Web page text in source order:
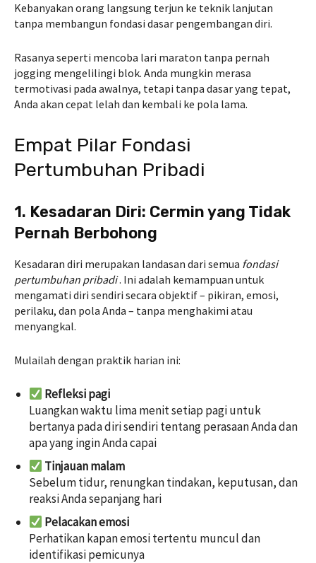
Kebanyakan orang langsung terjun ke teknik lanjutan
tanpa membangun fondasi dasar pengembangan diri.
Rasanya seperti mencoba lari maraton tanpa pernah
jogging mengelilingi blok. Anda mungkin merasa
termotivasi pada awalnya, tetapi tanpa dasar yang tepat,
Anda akan cepat lelah dan kembali ke pola lama.
Empat Pilar Fondasi
Pertumbuhan Pribadi
1. Kesadaran Diri: Cermin yang Tidak
Pernah Berbohong
Kesadaran diri merupakan landasan dari semua fondasi
pertumbuhan pribadi. Ini adalah kemampuan untuk
mengamati diri sendiri secara objektif – pikiran, emosi,
perilaku, dan pola Anda – tanpa menghakimi atau
menyangkal.
Mulailah dengan praktik harian ini:
Refleksi pagi
Luangkan waktu lima menit setiap pagi untuk
bertanya pada diri sendiri tentang perasaan Anda dan
apa yang ingin Anda capai
Tinjauan malam
Sebelum tidur, renungkan tindakan, keputusan, dan
reaksi Anda sepanjang hari
Pelacakan emosi
Perhatikan kapan emosi tertentu muncul dan
identifikasi pemicunya